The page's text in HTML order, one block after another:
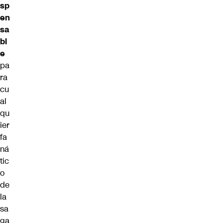
sp
en
sa
bl
e
pa
ra
cu
al
qu
ier
fa
ná
tic
o
de
la
sa
ga